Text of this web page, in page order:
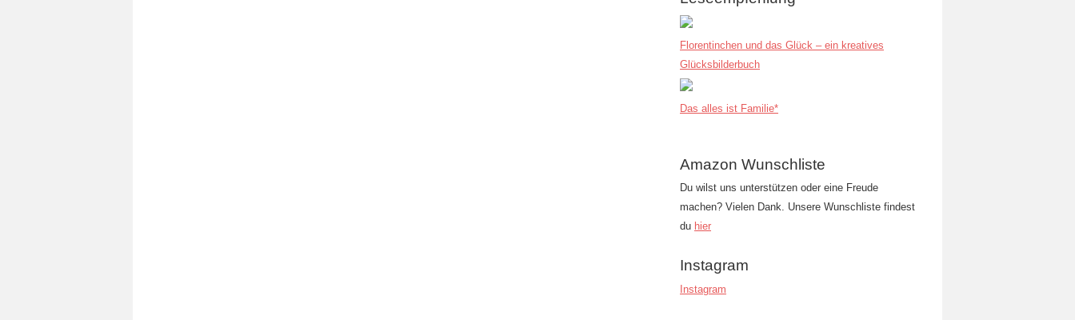
Florentinchen und das Glück – ein kreatives
Glücksbilderbuch
Das alles ist Familie*
Amazon Wunschliste
Du wilst uns unterstützen oder eine Freude
machen? Vielen Dank. Unsere Wunschliste findest
du hier
Instagram
Instagram